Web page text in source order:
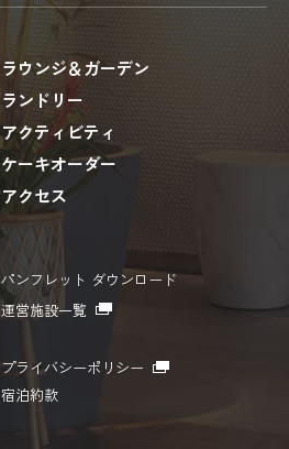
ラウンジ＆ガーデン
ランドリー
アクティビティ
ケーキオーダー
アクセス
パンフレット ダウンロード
運営施設一覧
プライバシーポリシー
宿泊約款